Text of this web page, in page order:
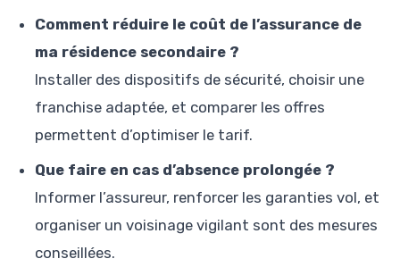
Comment réduire le coût de l’assurance de
ma résidence secondaire ?
Installer des dispositifs de sécurité, choisir une
franchise adaptée, et comparer les offres
permettent d’optimiser le tarif.
Que faire en cas d’absence prolongée ?
Informer l’assureur, renforcer les garanties vol, et
organiser un voisinage vigilant sont des mesures
conseillées.